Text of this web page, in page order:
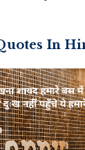
In